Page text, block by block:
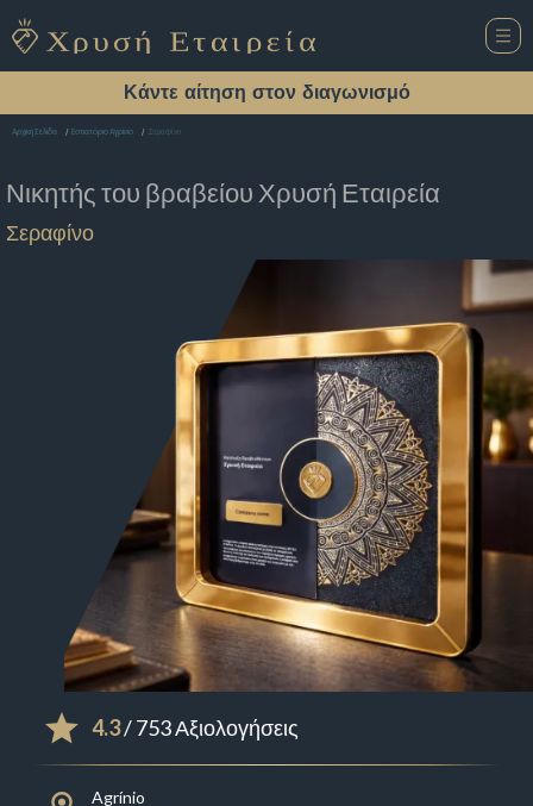
Κάντε αίτηση στον διαγωνισμό
Αρχική Σελίδα Εστιατόριο Αγρίνιο Σεραφίνο
Νικητής του βραβείου Χρυσή Εταιρεία
Σεραφίνο
4.3/ 753 Αξιολογήσεις
Agrínio